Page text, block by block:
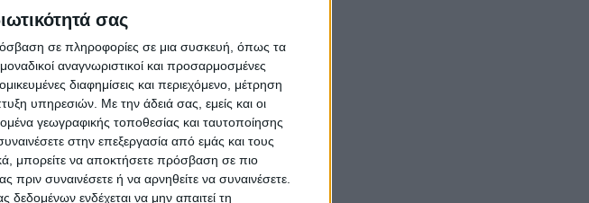
σας
σε πληροφορίες σε μια συσκευή, όπως τα
αναγνωριστικοί και προσαρμοσμένες
διαφημίσεις και περιεχόμενο, μέτρηση
υπηρεσιών. Με την άδειά σας, εμείς και οι
γεωγραφικής τοποθεσίας και ταυτοποίησης
στην επεξεργασία από εμάς και τους
μπορείτε να αποκτήσετε πρόσβαση σε πιο
πριν συναινέσετε ή να αρνηθείτε να συναινέσετε.
ενδέχεται να μην απαιτεί τη
χρονιά
υγεία